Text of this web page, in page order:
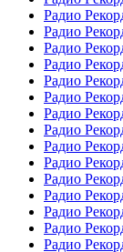
Радио
Радио
Радио
Радио
Радио
Радио
Радио
Радио
Радио
Радио
Радио
Радио
Радио
Радио
Радио